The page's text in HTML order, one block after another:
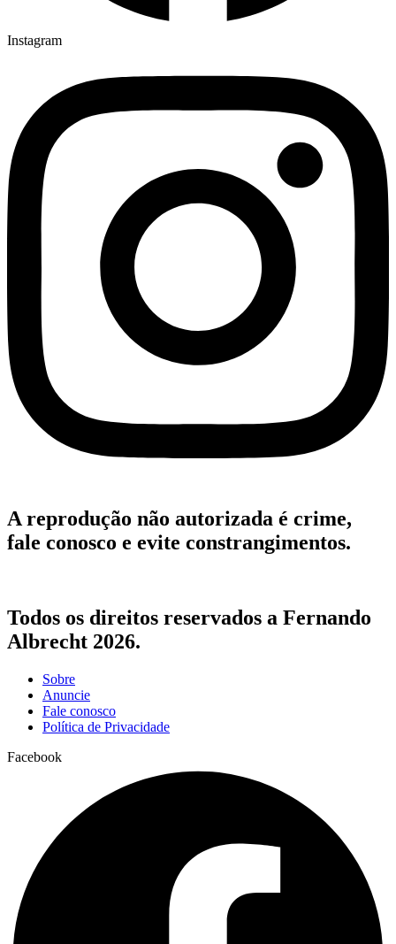
Instagram
A reprodução não autorizada é crime,
fale conosco e evite constrangimentos.
Todos os direitos reservados a Fernando
Albrecht 2026.
Sobre
Anuncie
Fale conosco
Política de Privacidade
Facebook